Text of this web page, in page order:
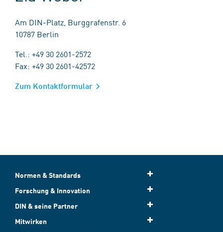
Am DIN-Platz, Burggrafenstr. 6
10787 Berlin
Tel.: +49 30 2601-2572
Fax: +49 30 2601-42572
Zum Kontaktformular
Normen & Standards
Forschung & Innovation
DIN & seine Partner
Mitwirken